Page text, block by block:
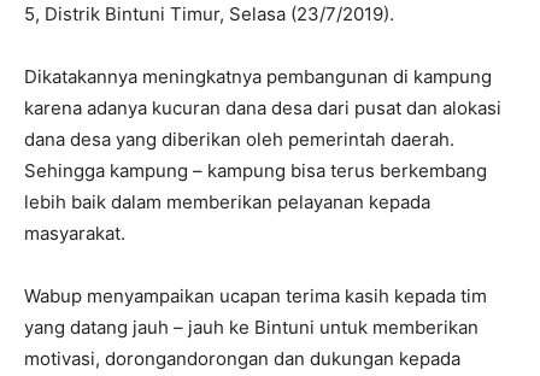
5, Distrik Bintuni Timur, Selasa (23/7/2019).
Dikatakannya meningkatnya pembangunan di kampung
karena adanya kucuran dana desa dari pusat dan alokasi
dana desa yang diberikan oleh pemerintah daerah.
Sehingga kampung – kampung bisa terus berkembang
lebih baik dalam memberikan pelayanan kepada
masyarakat.
Wabup menyampaikan ucapan terima kasih kepada tim
yang datang jauh – jauh ke Bintuni untuk memberikan
motivasi, dorongandorongan dan dukungan kepada